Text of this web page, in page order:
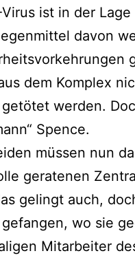
Virus ist in der
davon
dem Komplex
getötet werden.
Spence.
müssen nun
geratenen
gelingt auch,
gefangen, wo sie
Mitarbeiter